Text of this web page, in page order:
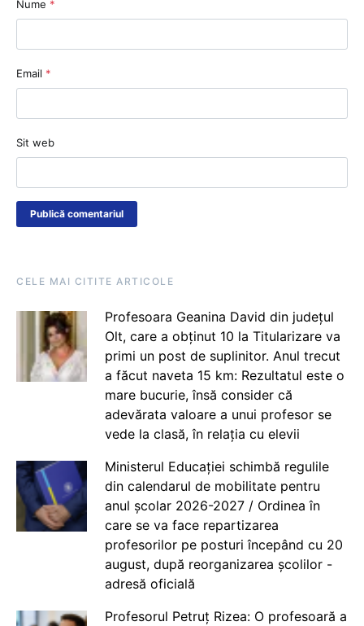
Nume *
Email *
Sit web
CELE MAI CITITE ARTICOLE
Profesoara Geanina David din județul
Olt, care a obținut 10 la Titularizare va
primi un post de suplinitor. Anul trecut
a făcut naveta 15 km: Rezultatul este o
mare bucurie, însă consider că
adevărata valoare a unui profesor se
vede la clasă, în relația cu elevii
Ministerul Educației schimbă regulile
din calendarul de mobilitate pentru
anul școlar 2026-2027 / Ordinea în
care se va face repartizarea
profesorilor pe posturi începând cu 20
august, după reorganizarea școlilor -
adresă oficială
Profesorul Petruț Rizea: O profesoară a